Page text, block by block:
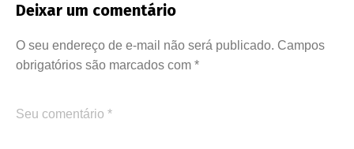
Deixar um comentário
O seu endereço de e-mail não será publicado. Campos
obrigatórios são marcados com *